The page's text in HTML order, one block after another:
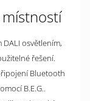
místností
osvětlením,
řešení.
Bluetooth
B.E.G..